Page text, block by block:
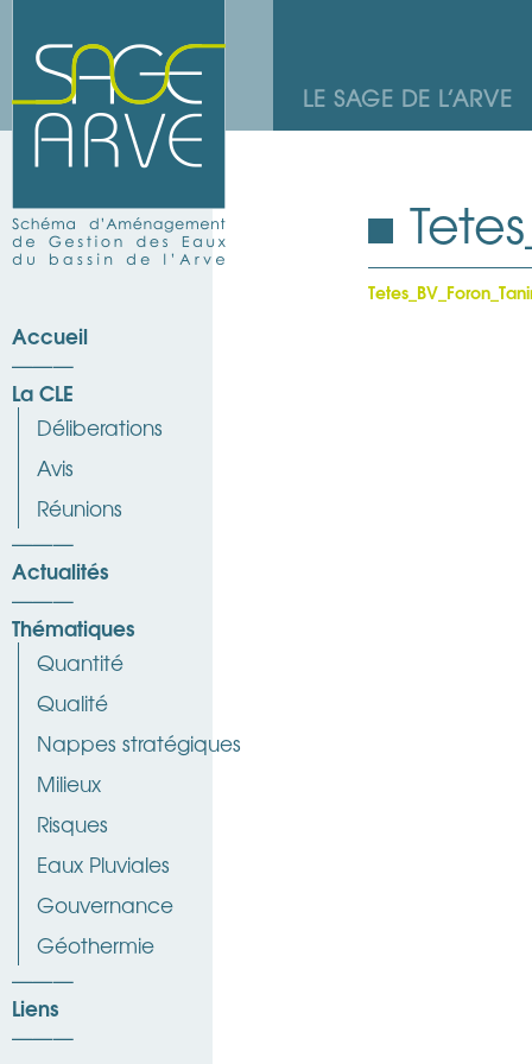
LE SAGE DE L’ARVE
Accueil
La CLE
Déliberations
Avis
Réunions
Actualités
Thématiques
Quantité
Qualité
Nappes stratégiques
Milieux
Risques
Eaux Pluviales
Gouvernance
Géothermie
Liens